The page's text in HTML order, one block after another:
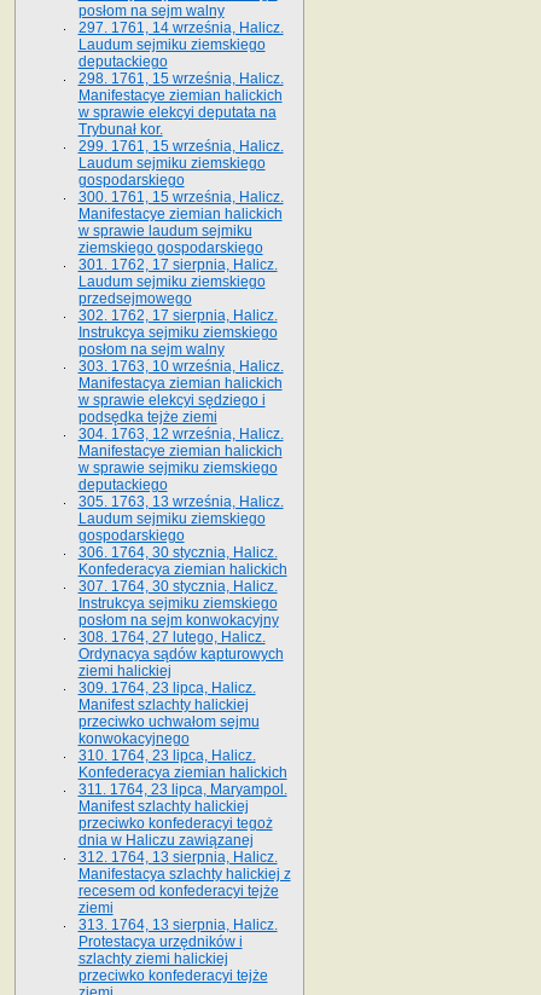
posłom na sejm walny
297. 1761, 14 września, Halicz.
Laudum sejmiku ziemskiego
deputackiego
298. 1761, 15 września, Halicz.
Manifestacye ziemian halickich
w sprawie elekcyi deputata na
Trybunał kor.
299. 1761, 15 września, Halicz.
Laudum sejmiku ziemskiego
gospodarskiego
300. 1761, 15 września, Halicz.
Manifestacye ziemian halickich
w sprawie laudum sejmiku
ziemskiego gospodarskiego
301. 1762, 17 sierpnia, Halicz.
Laudum sejmiku ziemskiego
przedsejmowego
302. 1762, 17 sierpnia, Halicz.
Instrukcya sejmiku ziemskiego
posłom na sejm walny
303. 1763, 10 września, Halicz.
Manifestacya ziemian halickich
w sprawie elekcyi sędziego i
podsędka tejże ziemi
304. 1763, 12 września, Halicz.
Manifestacye ziemian halickich
w sprawie sejmiku ziemskiego
deputackiego
305. 1763, 13 września, Halicz.
Laudum sejmiku ziemskiego
gospodarskiego
306. 1764, 30 stycznia, Halicz.
Konfederacya ziemian halickich
307. 1764, 30 stycznia, Halicz.
Instrukcya sejmiku ziemskiego
posłom na sejm konwokacyjny
308. 1764, 27 lutego, Halicz.
Ordynacya sądów kapturowych
ziemi halickiej
309. 1764, 23 lipca, Halicz.
Manifest szlachty halickiej
przeciwko uchwałom sejmu
konwokacyjnego
310. 1764, 23 lipca, Halicz.
Konfederacya ziemian halickich
311. 1764, 23 lipca, Maryampol.
Manifest szlachty halickiej
przeciwko konfederacyi tegoż
dnia w Haliczu zawiązanej
312. 1764, 13 sierpnia, Halicz.
Manifestacya szlachty halickiej z
recesem od konfederacyi tejże
ziemi
313. 1764, 13 sierpnia, Halicz.
Protestacya urzędników i
szlachty ziemi halickiej
przeciwko konfederacyi tejże